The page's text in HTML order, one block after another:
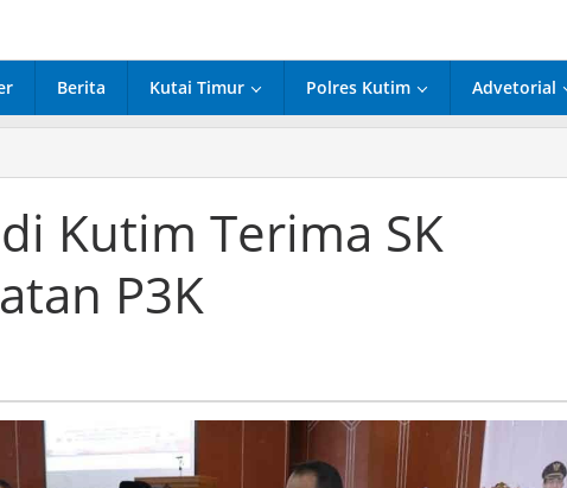
Berita Kutai Timur Polres Kutim Advetorial
Guru
Kutim
Terima
Pengangkatan
Kutim Terima SK
P3K